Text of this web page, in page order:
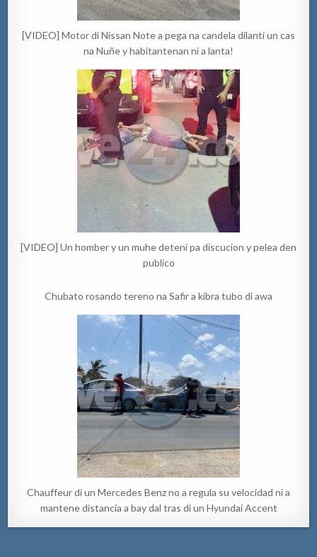
[VIDEO] Motor di Nissan Note a pega na candela dilanti un cas
na Nuñe y habitantenan ni a lanta!
[VIDEO] Un homber y un muhe deteni pa discucion y pelea den
publico
Chubato rosando tereno na Safir a kibra tubo di awa
Chauffeur di un Mercedes Benz no a regula su velocidad ni a
mantene distancia a bay dal tras di un Hyundai Accent